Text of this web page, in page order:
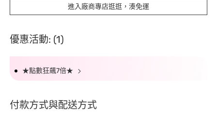
進入廠商專店逛逛，湊免運
優惠活動: (1)
★點數狂飆7倍★
付款方式與配送方式